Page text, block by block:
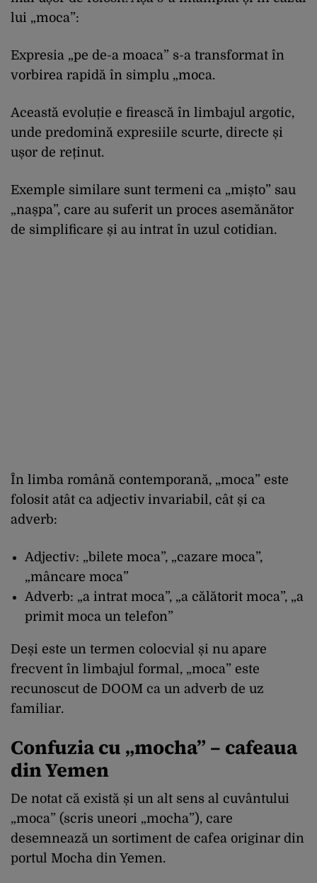
lui „moca”:
Expresia „pe de-a moaca” s-a transformat în
vorbirea rapidă în simplu „moca.
Această evoluție e firească în limbajul argotic,
unde predomină expresiile scurte, directe și
ușor de reținut.
Exemple similare sunt termeni ca „mișto” sau
„nașpa”, care au suferit un proces asemănător
de simplificare și au intrat în uzul cotidian.
În limba română contemporană, „moca” este
folosit atât ca adjectiv invariabil, cât și ca
adverb:
Adjectiv: „bilete moca”, „cazare moca”,
„mâncare moca”
Adverb: „a intrat moca”, „a călătorit moca”, „a
primit moca un telefon”
Deși este un termen colocvial și nu apare
frecvent în limbajul formal, „moca” este
recunoscut de DOOM ca un adverb de uz
familiar.
Confuzia cu „mocha” – cafeaua
din Yemen
De notat că există și un alt sens al cuvântului
„moca” (scris uneori „mocha”), care
desemnează un sortiment de cafea originar din
portul Mocha din Yemen.